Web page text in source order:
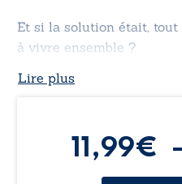
Et si la solution était, tout
à vivre ensemble ?
Lire plus
11,99€